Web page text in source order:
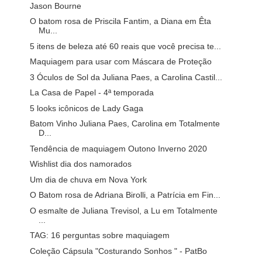
Jason Bourne
O batom rosa de Priscila Fantim, a Diana em Êta
Mu...
5 itens de beleza até 60 reais que você precisa te...
Maquiagem para usar com Máscara de Proteção
3 Óculos de Sol da Juliana Paes, a Carolina Castil...
La Casa de Papel - 4ª temporada
5 looks icônicos de Lady Gaga
Batom Vinho Juliana Paes, Carolina em Totalmente
D...
Tendência de maquiagem Outono Inverno 2020
Wishlist dia dos namorados
Um dia de chuva em Nova York
O Batom rosa de Adriana Birolli, a Patrícia em Fin...
O esmalte de Juliana Trevisol, a Lu em Totalmente
TAG: 16 perguntas sobre maquiagem
Coleção Cápsula "Costurando Sonhos " - PatBo